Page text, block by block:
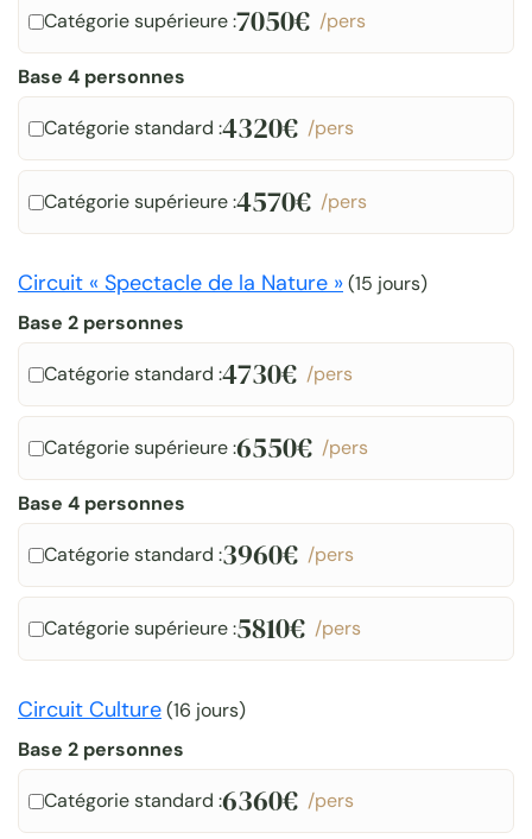
Catégorie supérieure :7050€ /pers
Base 4 personnes
Catégorie standard :4320€ /pers
Catégorie supérieure :4570€ /pers
Circuit « Spectacle de la Nature »(15 jours)
Base 2 personnes
Catégorie standard :4730€ /pers
Catégorie supérieure :6550€ /pers
Base 4 personnes
Catégorie standard :3960€ /pers
Catégorie supérieure :5810€ /pers
Circuit Culture(16 jours)
Base 2 personnes
Catégorie standard :6360€ /pers